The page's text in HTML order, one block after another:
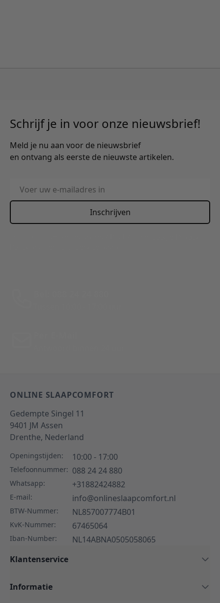
Schrijf je in voor onze nieuwsbrief!
Meld je nu aan voor de nieuwsbrief
en ontvang als eerste de nieuwste artikelen.
E-mailadres
Inschrijven
ONLINE SLAAPCOMFORT
Gedempte Singel 11
9401 JM Assen
Drenthe, Nederland
Openingstijden: 10:00 - 17:00
Telefoonnummer: 088 24 24 880
Whatsapp: +31882424882
E-mail: info@onlineslaapcomfort.nl
BTW-Nummer: NL857007774B01
KvK-Nummer: 67465064
Iban-Number:
NL14ABNA0505058065
Klantenservice
Informatie